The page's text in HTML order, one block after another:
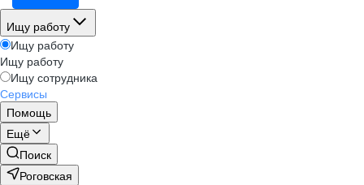
Ищу работу
Ищу работу
Ищу работу
Ищу сотрудника
Сервисы
Помощь
Ещё
Поиск
Роговская